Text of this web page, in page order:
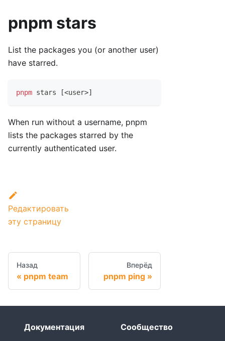
pnpm stars
List the packages you (or another user)
have starred.
pnpm stars [<user>]
When run without a username, pnpm
lists the packages starred by the
currently authenticated user.
Редактировать
эту страницу
Назад
pnpm team
Вперёд
pnpm ping
Документация Сообщество